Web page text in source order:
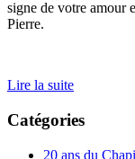
signe de votre amour
Pierre.
Lire la suite
Catégories
20 ans du